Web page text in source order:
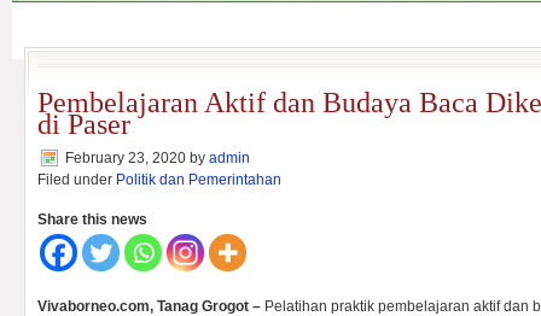
Pembelajaran Aktif dan Budaya Baca
di Paser
February 23, 2020 by admin
Filed under Politik dan Pemerintahan
Share this news
Vivaborneo.com, Tanag Grogot – Pelatihan praktik pembelajaran aktif dan